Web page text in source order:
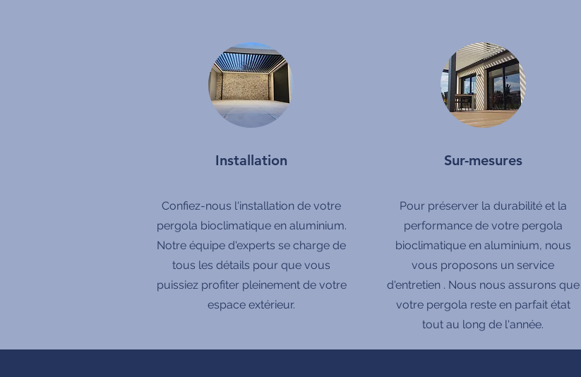
Installation
Confiez-nous l'installation de votre
pergola bioclimatique en aluminium.
Notre équipe d'experts se charge de
tous les détails pour que vous
puissiez profiter pleinement de votre
espace extérieur.
Sur-mesures
Pour préserver la durabilité et la
performance de votre pergola
bioclimatique en aluminium, nous
vous proposons un service
d'entretien . Nous nous assurons que
votre pergola reste en parfait état
tout au long de l'année.